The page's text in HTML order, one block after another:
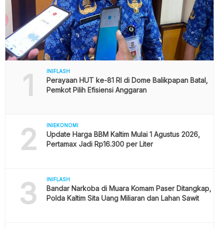
1 INIFLASH
Perayaan HUT ke-81 RI di Dome Balikpapan Batal,
Pemkot Pilih Efisiensi Anggaran
2 INIEKONOMI
Update Harga BBM Kaltim Mulai 1 Agustus 2026,
Pertamax Jadi Rp16.300 per Liter
3 INIFLASH
Bandar Narkoba di Muara Komam Paser Ditangkap,
Polda Kaltim Sita Uang Miliaran dan Lahan Sawit